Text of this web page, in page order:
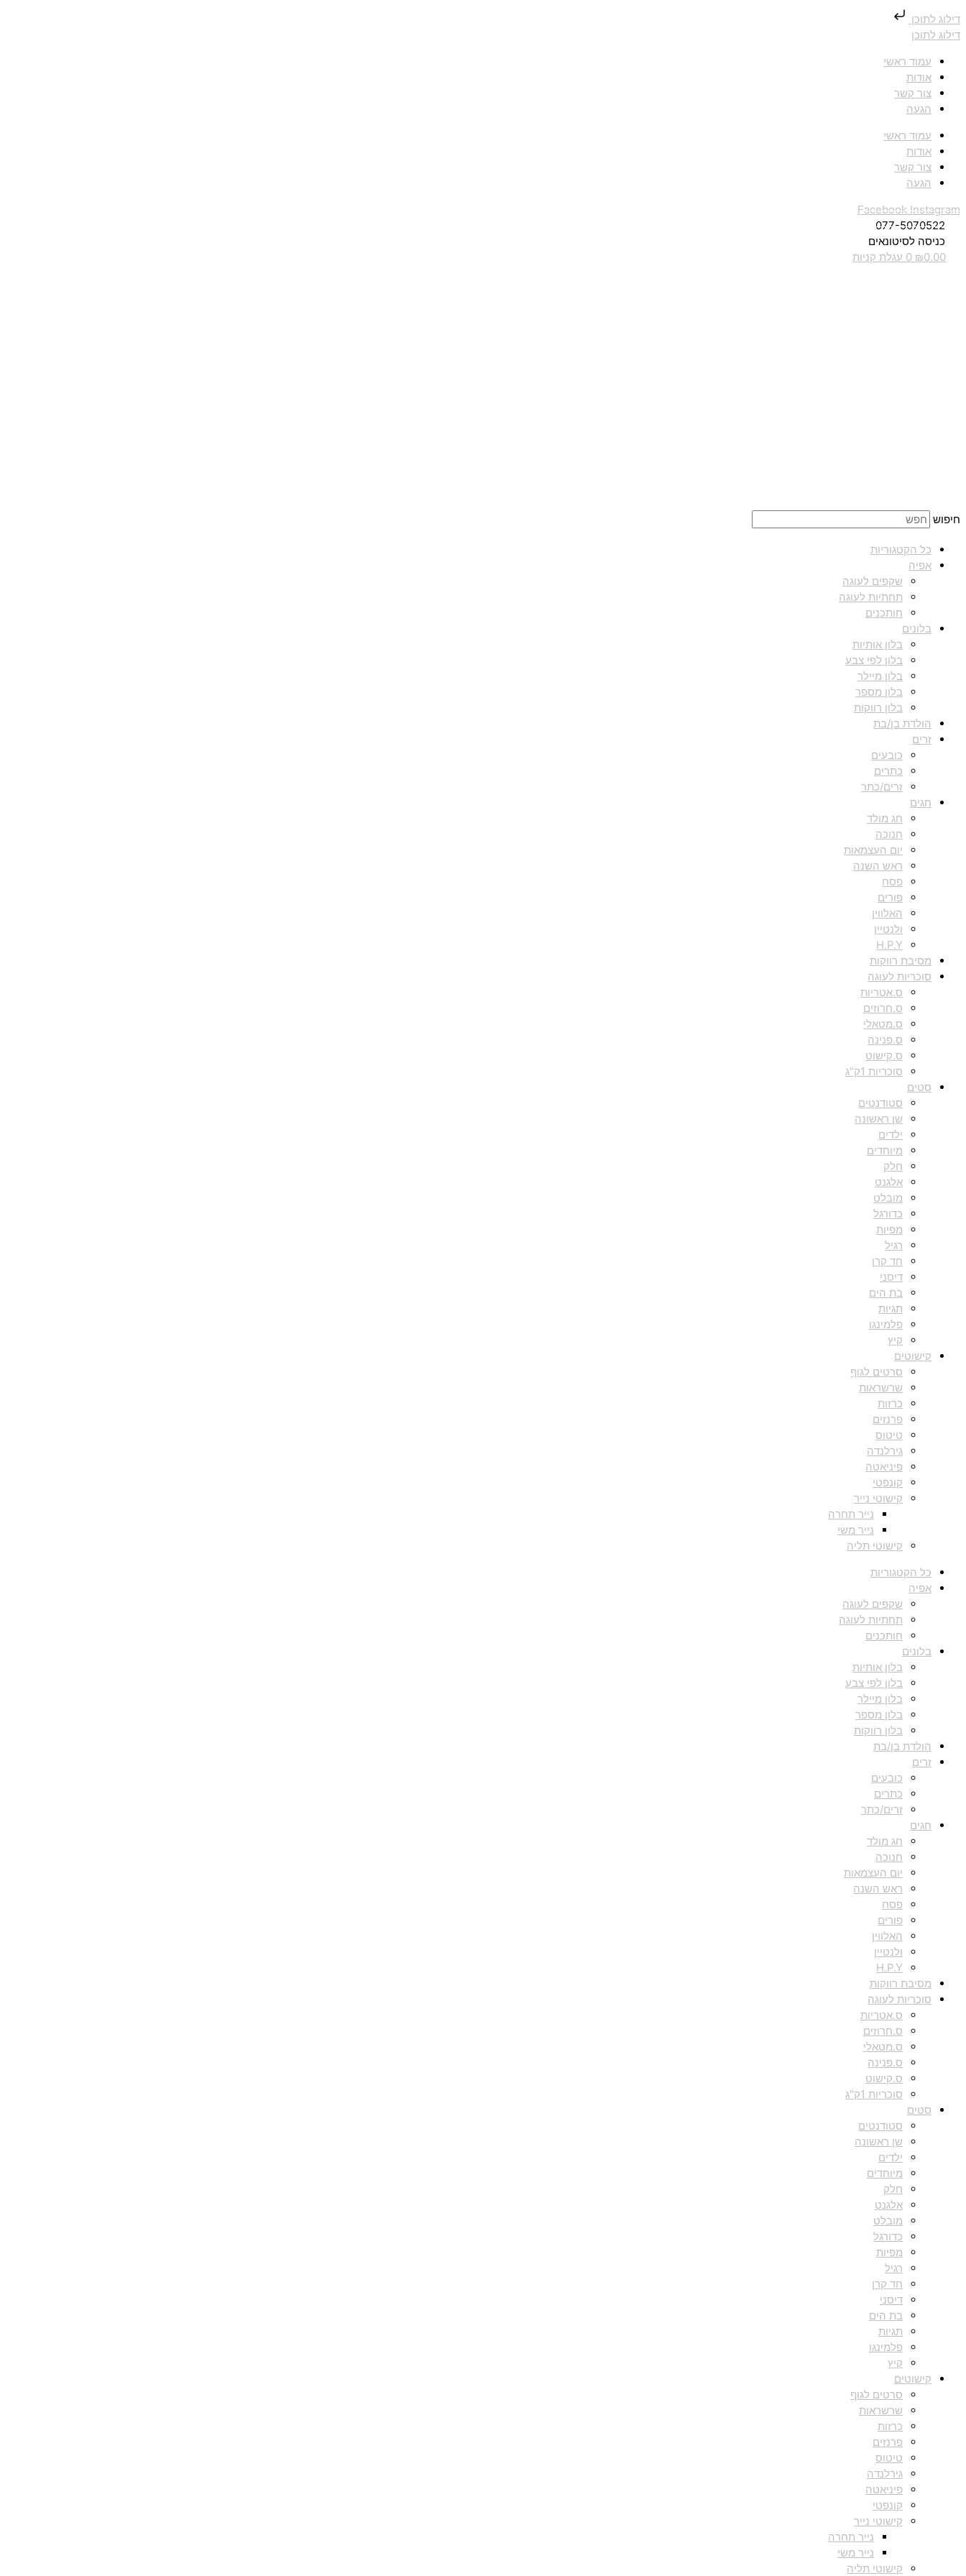
דילוג לתוכן
דילוג לתוכן
עמוד ראשי
אודות
צור קשר
הגעה
עמוד ראשי
אודות
צור קשר
הגעה
Facebook Instagram
077-5070522
כניסה לסיטונאים
₪0.00
0 עגלת קניות
חיפוש
כל הקטגוריות
אפיה
שקפים לעוגה
תחתיות לעוגה
חותכנים
בלונים
בלון אותיות
בלון לפי צבע
בלון מיילר
בלון מספר
בלון רווקות
הולדת בן/בת
זרים
כובעים
כתרים
זרים/כתר
חגים
חג מולד
חנוכה
יום העצמאות
ראש השנה
פסח
פורים
האלווין
ולנטיין
H.P.Y
מסיבת רווקות
סוכריות לעוגה
ס.אטריות
ס.חרוזים
ס.מטאלי
ס.פנינה
ס.קישוט
סוכריות 1ק"ג
סטים
סטודנטים
שן ראשונה
ילדים
מיוחדים
חלק
אלגנט
מובלט
כדורגל
מפיות
רגיל
חד קרן
דיסני
בת הים
תגיות
פלמינגו
קיץ
קישוטים
סרטים לגוף
שרשראות
כרזות
פרנזים
טיטוס
גירלנדה
פיניאטה
קונפטי
קישוטי נייר
נייר תחרה
נייר משי
קישוטי תליה
כל הקטגוריות
אפיה
שקפים לעוגה
תחתיות לעוגה
חותכנים
בלונים
בלון אותיות
בלון לפי צבע
בלון מיילר
בלון מספר
בלון רווקות
הולדת בן/בת
זרים
כובעים
כתרים
זרים/כתר
חגים
חג מולד
חנוכה
יום העצמאות
ראש השנה
פסח
פורים
האלווין
ולנטיין
H.P.Y
מסיבת רווקות
סוכריות לעוגה
ס.אטריות
ס.חרוזים
ס.מטאלי
ס.פנינה
ס.קישוט
סוכריות 1ק"ג
סטים
סטודנטים
שן ראשונה
ילדים
מיוחדים
חלק
אלגנט
מובלט
כדורגל
מפיות
רגיל
חד קרן
דיסני
בת הים
תגיות
פלמינגו
קיץ
קישוטים
סרטים לגוף
שרשראות
כרזות
פרנזים
טיטוס
גירלנדה
פיניאטה
קונפטי
קישוטי נייר
נייר תחרה
נייר משי
קישוטי תליה